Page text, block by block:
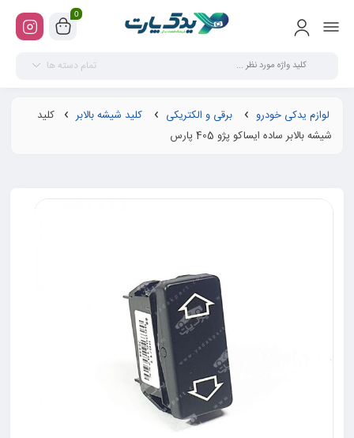
0
تمام دسته ها
لوازم یدکی خودرو برقی و الکتریکی کلید شیشه بالابر
کلید
شیشه بالابر ساده ایساکو پژو 405 پارس